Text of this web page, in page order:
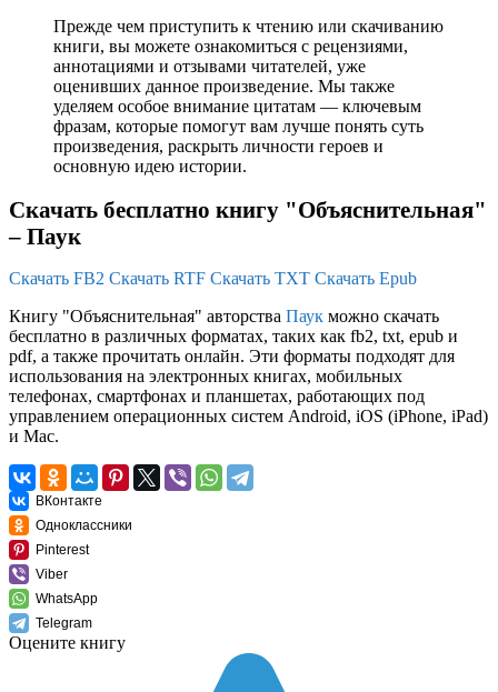
Прежде чем приступить к чтению или скачиванию
книги, вы можете ознакомиться с рецензиями,
аннотациями и отзывами читателей, уже
оценивших данное произведение. Мы также
уделяем особое внимание цитатам — ключевым
фразам, которые помогут вам лучше понять суть
произведения, раскрыть личности героев и
основную идею истории.
Скачать бесплатно книгу "Объяснительная"
– Паук
Скачать FB2 Скачать RTF Скачать TXT Скачать Epub
Книгу "Объяснительная" авторства Паук можно скачать
бесплатно в различных форматах, таких как fb2, txt, epub и
pdf, а также прочитать онлайн. Эти форматы подходят для
использования на электронных книгах, мобильных
телефонах, смартфонах и планшетах, работающих под
управлением операционных систем Android, iOS (iPhone, iPad)
и Mac.
ВКонтакте
Одноклассники
Pinterest
Viber
WhatsApp
Telegram
Оцените книгу